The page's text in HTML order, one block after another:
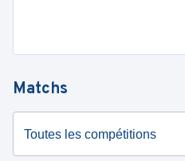
Matchs
Toutes les compétitions